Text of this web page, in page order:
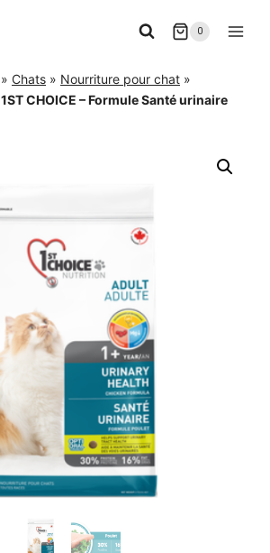
0
» Chats » Nourriture pour chat »
1ST CHOICE – Formule Santé urinaire